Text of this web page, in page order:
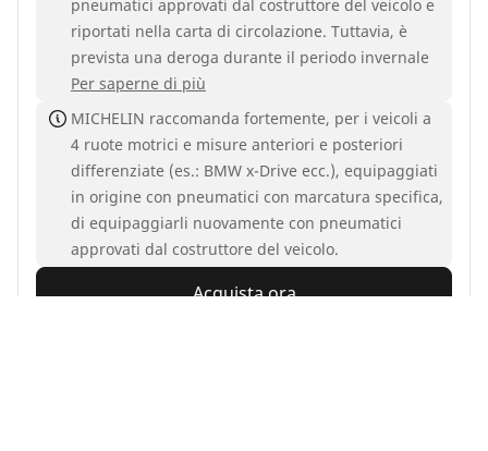
pneumatici approvati dal costruttore del veicolo e
riportati nella carta di circolazione. Tuttavia, è
prevista una deroga durante il periodo invernale
Per saperne di più
MICHELIN raccomanda fortemente, per i veicoli a
4 ruote motrici e misure anteriori e posteriori
differenziate (es.: BMW x-Drive ecc.), equipaggiati
in origine con pneumatici con marcatura specifica,
di equipaggiarli nuovamente con pneumatici
approvati dal costruttore del veicolo.
Acquista ora